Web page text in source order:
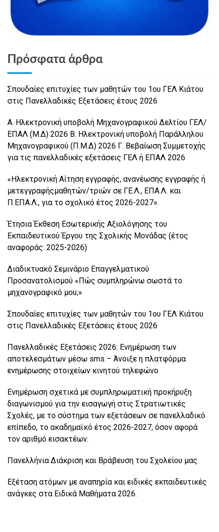
Πρόσφατα άρθρα
Σπουδαίες επιτυχίες των μαθητών του 1ου ΓΕΛ Κιάτου
στις Πανελλαδικές Εξετάσεις έτους 2026
Α. Ηλεκτρονική υποβολή Μηχανογραφικού Δελτίου ΓΕΛ/
ΕΠΑΛ (Μ.Δ) 2026 Β. Ηλεκτρονική υποβολή Παράλληλου
Μηχανογραφικού (Π.Μ.Δ) 2026 Γ. Βεβαίωση Συμμετοχής
για τις πανελλαδικές εξετάσεις ΓΕΛ ή ΕΠΑΛ 2026
«Ηλεκτρονική Αίτηση εγγραφής, ανανέωσης εγγραφής ή
μετεγγραφήςμαθητών/τριών σε ΓΕ.Λ., ΕΠΑ.Λ. και
Π.ΕΠΑ.Λ., για το σχολικό έτος 2026-2027».
Έτησια Έκθεση Εσωτερικής Αξιολόγησης του
Εκπαιδευτικού Έργου της Σχολικής Μονάδας (έτος
αναφοράς: 2025-2026)
Διαδικτυακό Σεμινάριο Επαγγελματικού
Προσανατολισμού «Πώς συμπληρώνω σωστά το
μηχανογραφικό μου;»
Σπουδαίες επιτυχίες των μαθητών του 1ου ΓΕΛ Κιάτου
στις Πανελλαδικές Εξετάσεις έτους 2026
Πανελλαδικές Εξετάσεις 2026: Ενημέρωση των
αποτελεσμάτων μέσω sms – Άνοιξε η πλατφόρμα
ενημέρωσης στοιχείων κινητού τηλεφώνο
Ενημέρωση σχετικά με συμπληρωματική προκήρυξη
διαγωνισμού για την εισαγωγή στις Στρατιωτικές
Σχολές, με το σύστημα των εξετάσεων σε πανελλαδικό
επίπεδο, το ακαδημαϊκό έτος 2026-2027, όσον αφορά
τον αριθμό εισακτέων.
Πανελλήνια Διάκριση και Βράβευση του Σχολείου μας
Εξέταση ατόμων με αναπηρία και ειδικές εκπαιδευτικές
ανάγκες στα Ειδικά Μαθήματα 2026.